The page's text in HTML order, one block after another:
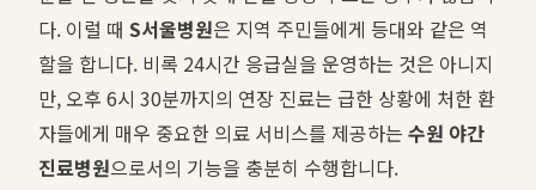
다. 이럴 때 S서울병원은 지역 주민들에게 등대와 같은 역
할을 합니다. 비록 24시간 응급실을 운영하는 것은 아니지
만, 오후 6시 30분까지의 연장 진료는 급한 상황에 처한 환
자들에게 매우 중요한 의료 서비스를 제공하는 수원 야간
진료병원으로서의 기능을 충분히 수행합니다.